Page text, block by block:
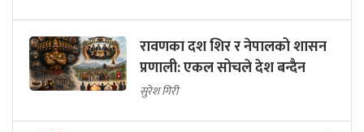
रावणका दश शिर र नेपालको शासन
प्रणाली: एकल सोचले देश बन्दैन
सुरेश गिरी